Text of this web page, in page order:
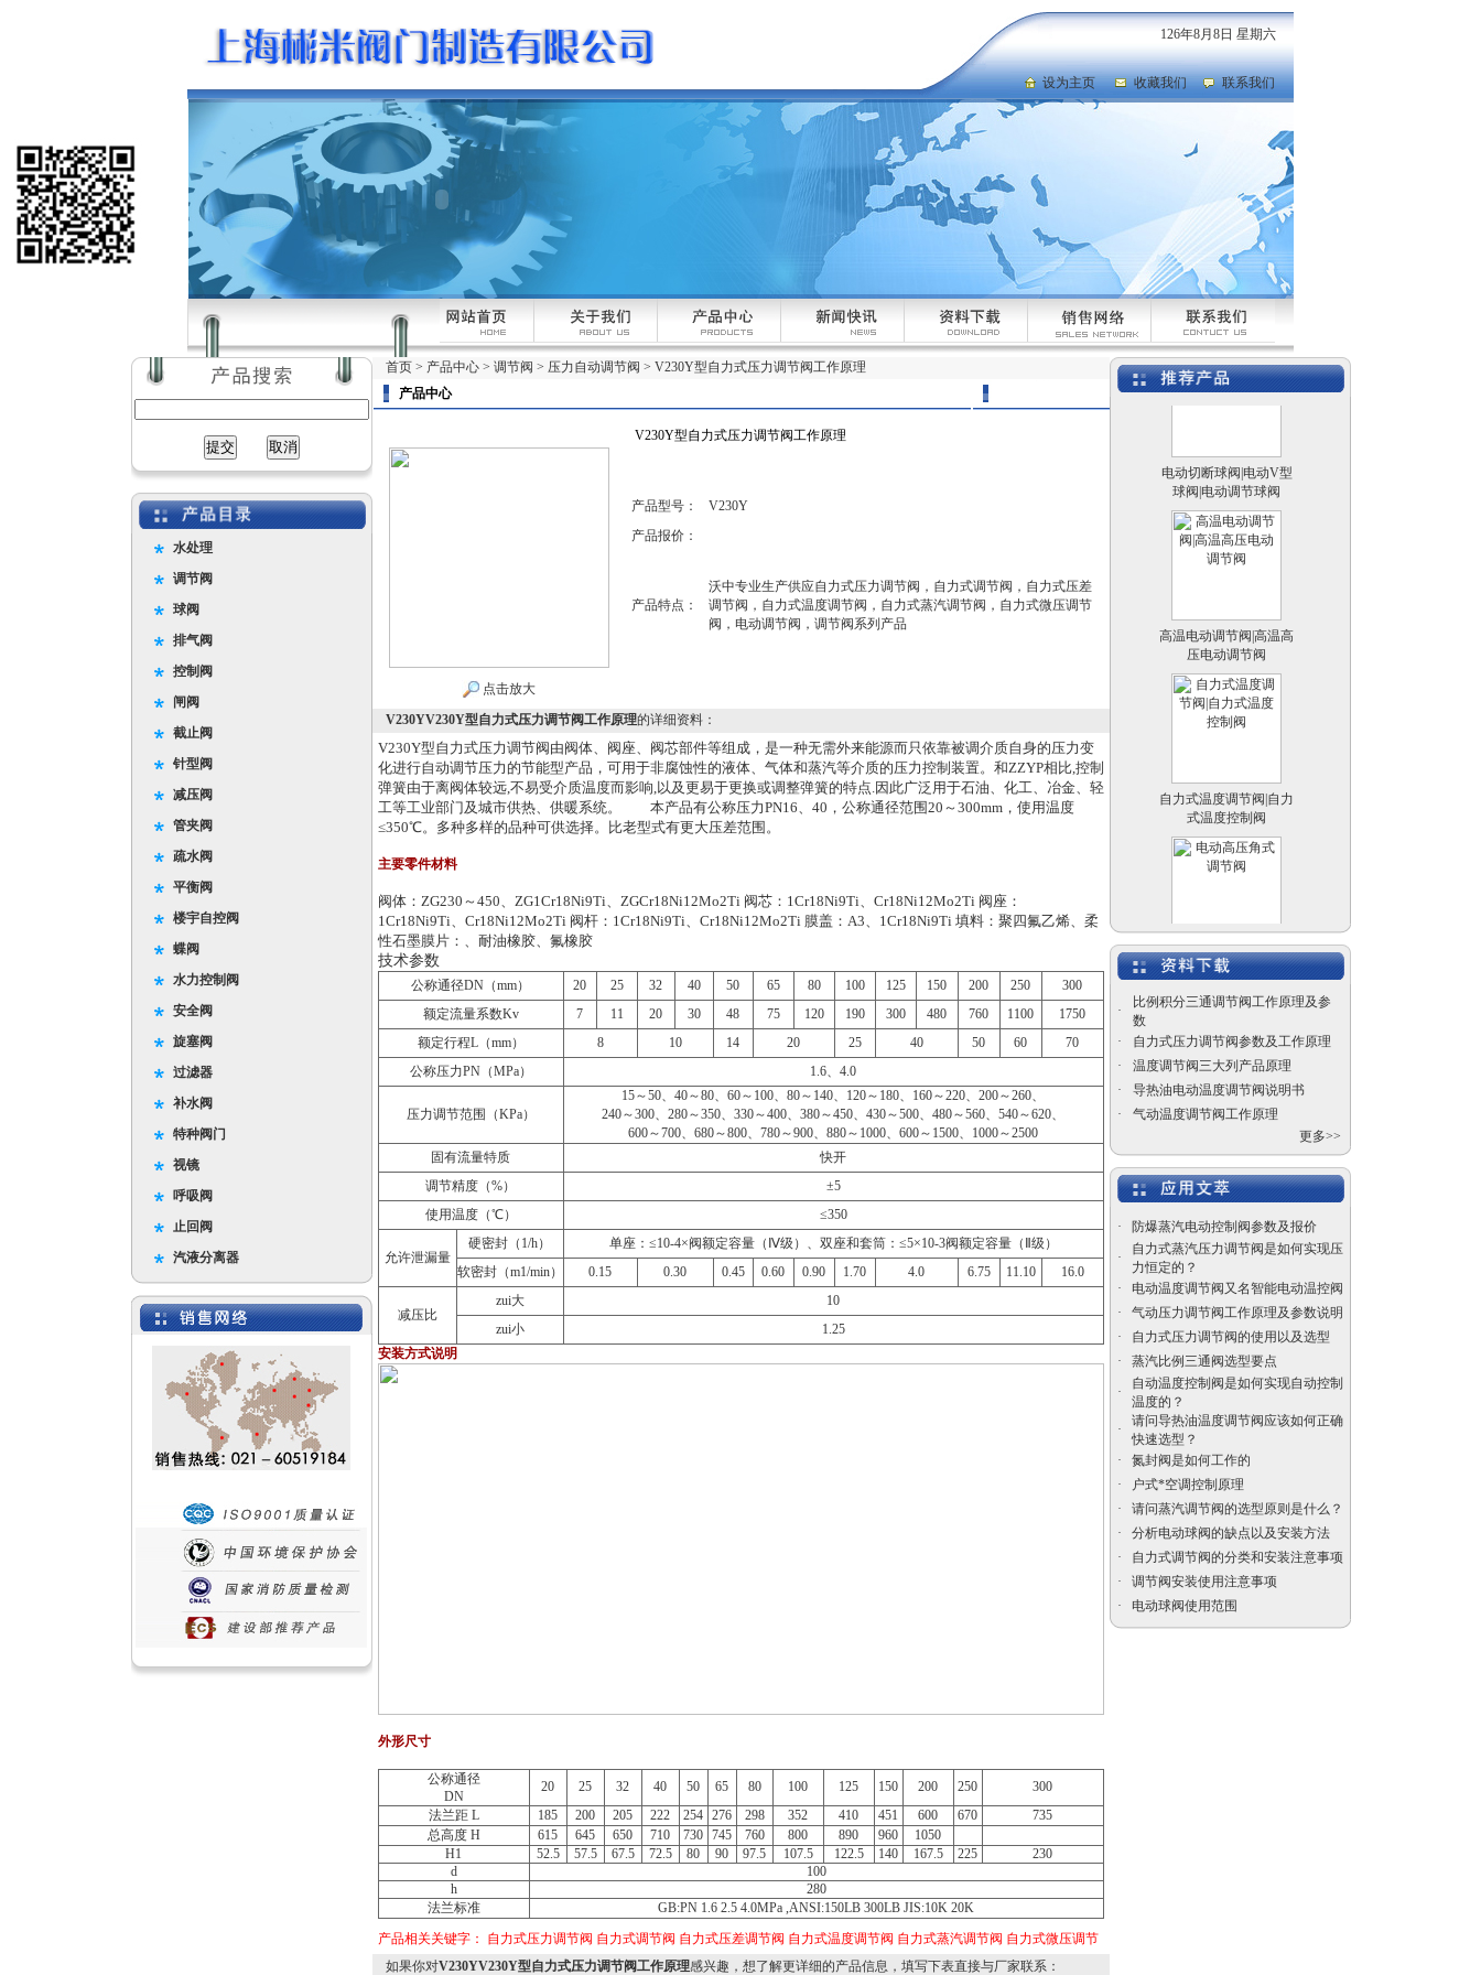
126年8月8日 星期六
设为主页 收藏我们 联系我们
水处理
调节阀
球阀
排气阀
控制阀
闸阀
截止阀
针型阀
减压阀
管夹阀
疏水阀
平衡阀
楼宇自控阀
蝶阀
水力控制阀
安全阀
旋塞阀
过滤器
补水阀
特种阀门
视镜
呼吸阀
止回阀
汽液分离器
首页> 产品中心> 调节阀 > 压力自动调节阀 > V230Y型自力式压力调节阀工作原理
产品中心
V230Y型自力式压力调节阀工作原理
点击放大
产品型号：
V230Y
产品报价：
产品特点：
沃中专业生产供应自力式压力调节阀，自力式调节阀，自力式压差
调节阀，自力式温度调节阀，自力式蒸汽调节阀，自力式微压调节
阀，电动调节阀，调节阀系列产品
V230YV230Y型自力式压力调节阀工作原理的详细资料：
V230Y型自力式压力调节阀由阀体、阀座、阀芯部件等组成，是一种无需外来能源而只依靠被调介质自身的压力变
化进行自动调节压力的节能型产品，可用于非腐蚀性的液体、气体和蒸汽等介质的压力控制装置。和ZZYP相比,控制
弹簧由于离阀体较远,不易受介质温度而影响,以及更易于更换或调整弹簧的特点.因此广泛用于石油、化工、冶金、轻
工等工业部门及城市供热、供暖系统。 本产品有公称压力PN16、40，公称通径范围20～300mm，使用温度
≤350℃。多种多样的品种可供选择。比老型式有更大压差范围。
主要零件材料
阀体：ZG230～450、ZG1Cr18Ni9Ti、ZGCr18Ni12Mo2Ti 阀芯：1Cr18Ni9Ti、Cr18Ni12Mo2Ti 阀座：
1Cr18Ni9Ti、Cr18Ni12Mo2Ti 阀杆：1Cr18Ni9Ti、Cr18Ni12Mo2Ti 膜盖：A3、1Cr18Ni9Ti 填料：聚四氟乙烯、柔
性石墨膜片：、耐油橡胶、氟橡胶
技术参数
公称通径DN（mm） 20 25 32 40 50 65 80 100 125 150 200 250
300
额定流量系数Kv
7 11 20 30 48 75 120 190 300 480 760 1100
1750
额定行程L（mm）
8 10 14 20 25 40 50 60
70
公称压力PN（MPa）
1.6、4.0
压力调节范围（KPa）
15～50、40～80、60～100、80～140、120～180、160～220、200～260、
240～300、280～350、330～400、380～450、430～500、480～560、540～620、
600～700、680～800、780～900、880～1000、600～1500、1000～2500
固有流量特质
快开
调节精度（%）
±5
使用温度（℃）
≤350
允许泄漏量
硬密封（1/h）
单座：≤10-4×阀额定容量（Ⅳ级）、双座和套筒：≤5×10-3阀额定容量（Ⅱ级）
软密封（m1/min）
0.15 0.30 0.45 0.60 0.90 1.70 4.0 6.75 11.10 16.0
减压比
zui大
10
zui小
1.25
安装方式说明
外形尺寸
公称通径
DN
20 25 32 40 50 65 80 100 125 150 200 250
300
法兰距 L
185 200 205 222 254 276 298 352 410 451 600 670
735
总高度 H
615 645 650 710 730 745 760 800 890 960
1050
H1
52.5 57.5 67.5 72.5 80 90 97.5 107.5 122.5 140 167.5 225
230
d
100
h
280
法兰标准
GB:PN 1.6 2.5 4.0MPa ,ANSI:150LB 300LB JIS:10K 20K
产品相关关键字：
自力式压力调节阀 自力式调节阀 自力式压差调节阀 自力式温度调节阀 自力式蒸汽调节阀 自力式微压调节
如果你对V230YV230Y型自力式压力调节阀工作原理感兴趣，想了解更详细的产品信息，填写下表直接与厂家联系：
电动防爆比例控制阀
球阀|电动调节球阀
压电动调节阀
式温度控制阀
电动高压角式调节阀
沃中平板闸阀
自力式电控温度调节阀
气动陶瓷干灰闸阀
汽压力调节阀厂家
·
比例积分三通调节阀工作原理及参
数
·
自力式压力调节阀参数及工作原理
·
温度调节阀三大列产品原理
·
导热油电动温度调节阀说明书
·
气动温度调节阀工作原理
更多>>
·
防爆蒸汽电动控制阀参数及报价
·
自力式蒸汽压力调节阀是如何实现压
力恒定的？
·
电动温度调节阀又名智能电动温控阀
·
气动压力调节阀工作原理及参数说明
·
自力式压力调节阀的使用以及选型
·
蒸汽比例三通阀选型要点
·
自动温度控制阀是如何实现自动控制
温度的？
·
请问导热油温度调节阀应该如何正确
快速选型？
·
氮封阀是如何工作的
·
户式*空调控制原理
·
请问蒸汽调节阀的选型原则是什么？
·
分析电动球阀的缺点以及安装方法
·
自力式调节阀的分类和安装注意事项
·
调节阀安装使用注意事项
·
电动球阀使用范围